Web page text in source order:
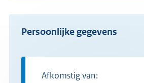
Persoonlijke gegevens
Afkomstig van: